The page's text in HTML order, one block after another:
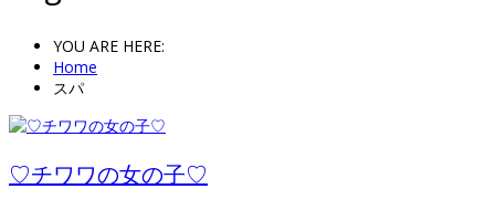
YOU ARE HERE:
Home
スパ
♡チワワの女の子♡